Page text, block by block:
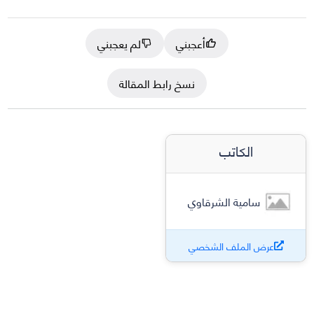
أعجبني
لم يعجبني
نسخ رابط المقالة
الكاتب
سامية الشرقاوي
عرض الملف الشخصي